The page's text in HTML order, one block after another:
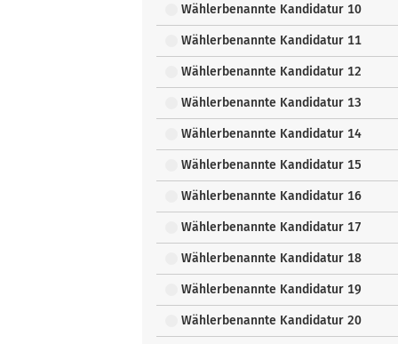
Wählerbenannte Kandidatur 10
Wählerbenannte Kandidatur 11
Wählerbenannte Kandidatur 12
Wählerbenannte Kandidatur 13
Wählerbenannte Kandidatur 14
Wählerbenannte Kandidatur 15
Wählerbenannte Kandidatur 16
Wählerbenannte Kandidatur 17
Wählerbenannte Kandidatur 18
Wählerbenannte Kandidatur 19
Wählerbenannte Kandidatur 20